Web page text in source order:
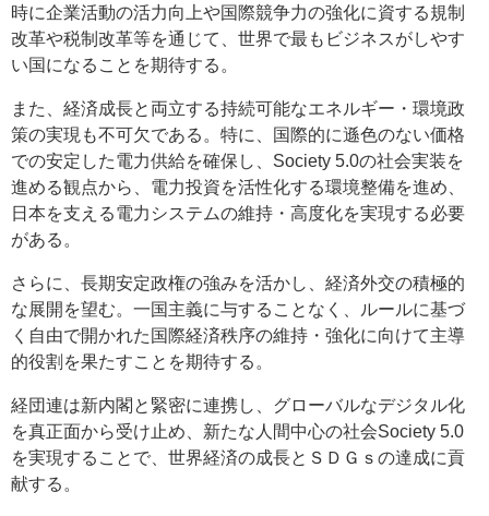
時に企業活動の活力向上や国際競争力の強化に資する規制
改革や税制改革等を通じて、世界で最もビジネスがしやす
い国になることを期待する。
また、経済成長と両立する持続可能なエネルギー・環境政
策の実現も不可欠である。特に、国際的に遜色のない価格
での安定した電力供給を確保し、Society 5.0の社会実装を
進める観点から、電力投資を活性化する環境整備を進め、
日本を支える電力システムの維持・高度化を実現する必要
がある。
さらに、長期安定政権の強みを活かし、経済外交の積極的
な展開を望む。一国主義に与することなく、ルールに基づ
く自由で開かれた国際経済秩序の維持・強化に向けて主導
的役割を果たすことを期待する。
経団連は新内閣と緊密に連携し、グローバルなデジタル化
を真正面から受け止め、新たな人間中心の社会Society 5.0
を実現することで、世界経済の成長とＳＤＧｓの達成に貢
献する。